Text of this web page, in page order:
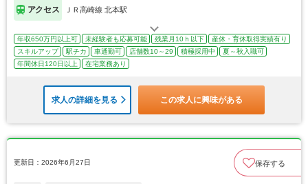
アクセス ＪＲ高崎線 北本駅
年収650万円以上可 未経験者も応募可能 残業月10ｈ以下
産休・育休取得実績有り
スキルアップ
駅チカ 車通勤可 店舗数10～29 積極採用中
夏～秋入職可
年間休日120日以上
在宅業務あり
求人の詳細を見る この求人に興味がある
更新日：2026年6月27日 保存する